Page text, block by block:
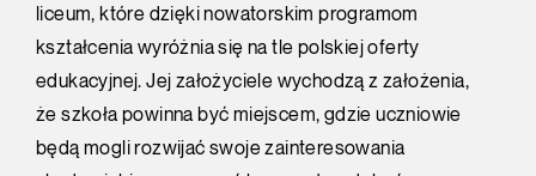
liceum, które dzięki nowatorskim programom
kształcenia wyróżnia się na tle polskiej oferty
edukacyjnej. Jej założyciele wychodzą z założenia,
że szkoła powinna być miejscem, gdzie uczniowie
będą mogli rozwijać swoje zainteresowania